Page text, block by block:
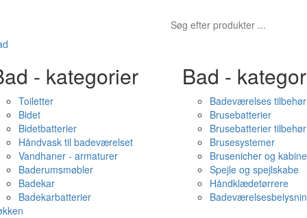
- kategorier
Toiletter
Bidet
Bidetbatterier
Håndvask til badeværelset
Vandhaner - armaturer
Baderumsmøbler
Badekar
Badekarbatterier
Bad -
Badeværelses tilbehør
Brusebatterier
Brusebatterier tilbehør
Brusesystemer
Brusenicher og
Spejle og spejlskabe
Håndklædetørrere